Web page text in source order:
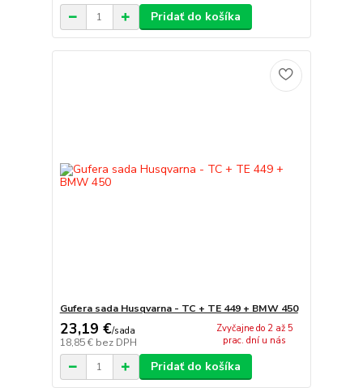
Pridať do košíka
Gufera sada Husqvarna - TC + TE 449 + BMW 450
23,19 €/sada
18,85 € bez DPH
Zvyčajne do 2 až 5
prac. dní u nás
Pridať do košíka